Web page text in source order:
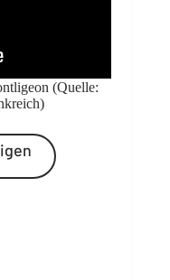
(Quelle:
)